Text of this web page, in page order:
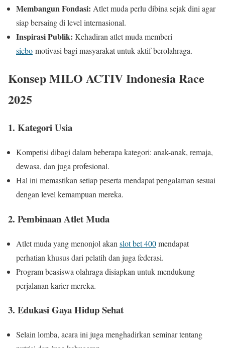
Membangun Fondasi: Atlet muda perlu dibina sejak dini agar
siap bersaing di level internasional.
Inspirasi Publik: Kehadiran atlet muda memberi
sicbo motivasi bagi masyarakat untuk aktif berolahraga.
Konsep MILO ACTIV Indonesia Race
2025
1. Kategori Usia
Kompetisi dibagi dalam beberapa kategori: anak-anak, remaja,
dewasa, dan juga profesional.
Hal ini memastikan setiap peserta mendapat pengalaman sesuai
dengan level kemampuan mereka.
2. Pembinaan Atlet Muda
Atlet muda yang menonjol akan slot bet 400mendapat
perhatian khusus dari pelatih dan juga federasi.
Program beasiswa olahraga disiapkan untuk mendukung
perjalanan karier mereka.
3. Edukasi Gaya Hidup Sehat
Selain lomba, acara ini juga menghadirkan seminar tentang